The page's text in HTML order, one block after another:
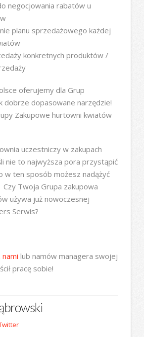
negocjowania rabatów u
planu sprzedażowego każdej
konkretnych produktów /
oferujemy dla Grup
dobrze dopasowane narzędzie!
Zakupowe hurtowni kwiatów
uczestniczy w zakupach
nie to najwyższa pora przystąpić
w ten sposób możesz nadążyć
Czy Twoja Grupa zakupowa
używa już nowoczesnej
Serwis?
lub namów managera swojej
pracę sobie!